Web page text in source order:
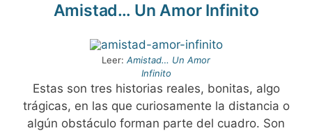
Amistad… Un Amor Infinito
Leer: Amistad… Un Amor
Infinito
Estas son tres historias reales, bonitas, algo
trágicas, en las que curiosamente la distancia o
algún obstáculo forman parte del cuadro. Son